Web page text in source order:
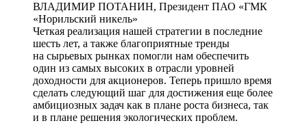
ВЛАДИМИР ПОТАНИН, Президент ПАО «ГМК
«Норильский никель»
Четкая реализация нашей стратегии в последние
шесть лет, а также благоприятные тренды
на сырьевых рынках помогли нам обеспечить
один из самых высоких в отрасли уровней
доходности для акционеров. Теперь пришло время
сделать следующий шаг для достижения еще более
амбициозных задач как в плане роста бизнеса, так
и в плане решения экологических проблем.